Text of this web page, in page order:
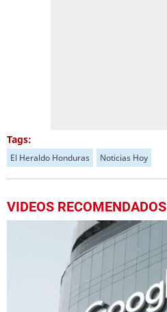
Tags:
El Heraldo Honduras Noticias Hoy
VIDEOS RECOMENDADOS